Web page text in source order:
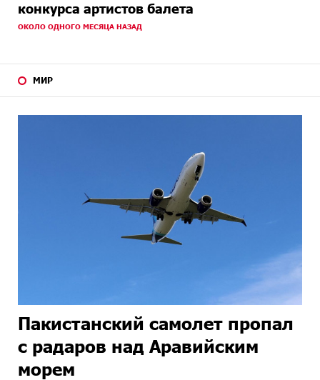
конкурса артистов балета
ОКОЛО ОДНОГО МЕСЯЦА НАЗАД
МИР
Пакистанский самолет пропал
с радаров над Аравийским
морем